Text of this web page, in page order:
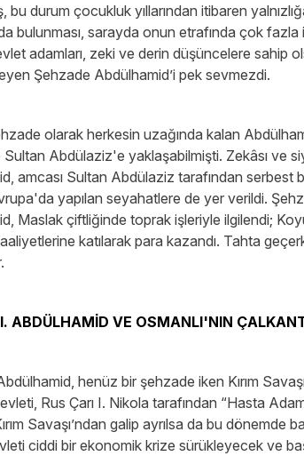
bu durum çocukluk yıllarından itibaren
bulunması, sarayda onun etrafında çok
adamları, zeki ve derin düşüncelere sahip
Şehzade Abdülhamid’i pek sevmezdi.
olarak herkesin uzağında kalan
Abdülaziz'e yaklaşabilmişti. Zekâsı ve
amcası Sultan Abdülaziz tarafından serbest
yapılan seyahatlere de yer verildi.
Maslak çiftliğinde toprak işleriyle ilgilendi;
katılarak para kazandı. Tahta
ABDÜLHAMİD VE OSMANLI'NIN
henüz bir şehzade iken Kırım
Rus Çarı I. Nikola tarafından “Hasta
Savaşı’ndan galip ayrılsa da bu
ciddi bir ekonomik krize sürükleyecek ve